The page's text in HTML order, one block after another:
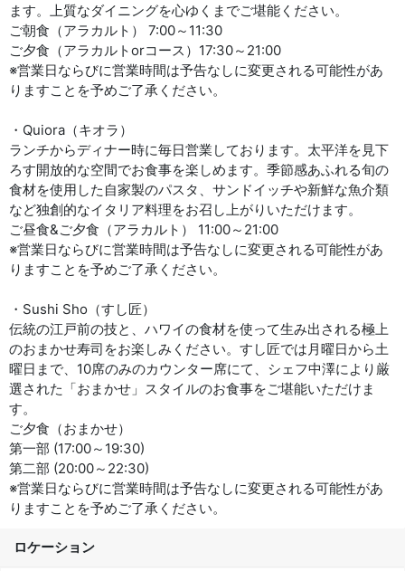
ます。上質なダイニングを心ゆくまでご堪能ください。
ご朝食（アラカルト） 7:00～11:30
ご夕食（アラカルトorコース）17:30～21:00
※営業日ならびに営業時間は予告なしに変更される可能性があ
りますことを予めご了承ください。
・Quiora（キオラ）
ランチからディナー時に毎日営業しております。太平洋を見下
ろす開放的な空間でお食事を楽しめます。季節感あふれる旬の
食材を使用した自家製のパスタ、サンドイッチや新鮮な魚介類
など独創的なイタリア料理をお召し上がりいただけます。
ご昼食&ご夕食（アラカルト） 11:00～21:00
※営業日ならびに営業時間は予告なしに変更される可能性があ
りますことを予めご了承ください。
・Sushi Sho（すし匠）
伝統の江戸前の技と、ハワイの食材を使って生み出される極上
のおまかせ寿司をお楽しみください。すし匠では月曜日から土
曜日まで、10席のみのカウンター席にて、シェフ中澤により厳
選された「おまかせ」スタイルのお食事をご堪能いただけま
す。
ご夕食（おまかせ）
第一部 (17:00～19:30)
第二部 (20:00～22:30)
※営業日ならびに営業時間は予告なしに変更される可能性があ
りますことを予めご了承ください。
ロケーション